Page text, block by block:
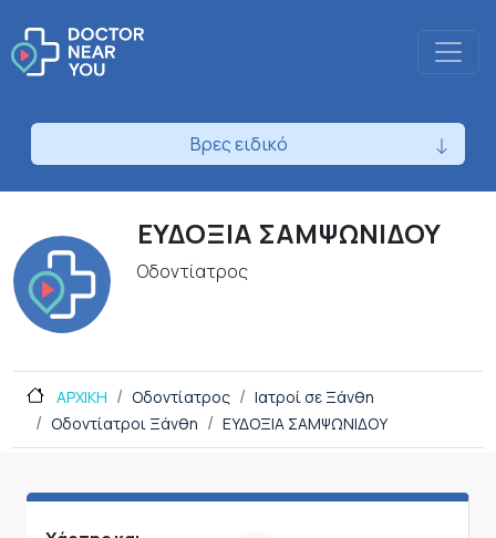
Βρες ειδικό
ΕΥΔΟΞΙΑ ΣΑΜΨΩΝΙΔΟΥ
Οδοντίατρος
ΑΡΧΙΚΗ Οδοντίατρος
Ιατροί σε Ξάνθη
Οδοντίατροι Ξάνθη
ΕΥΔΟΞΙΑ ΣΑΜΨΩΝΙΔΟΥ